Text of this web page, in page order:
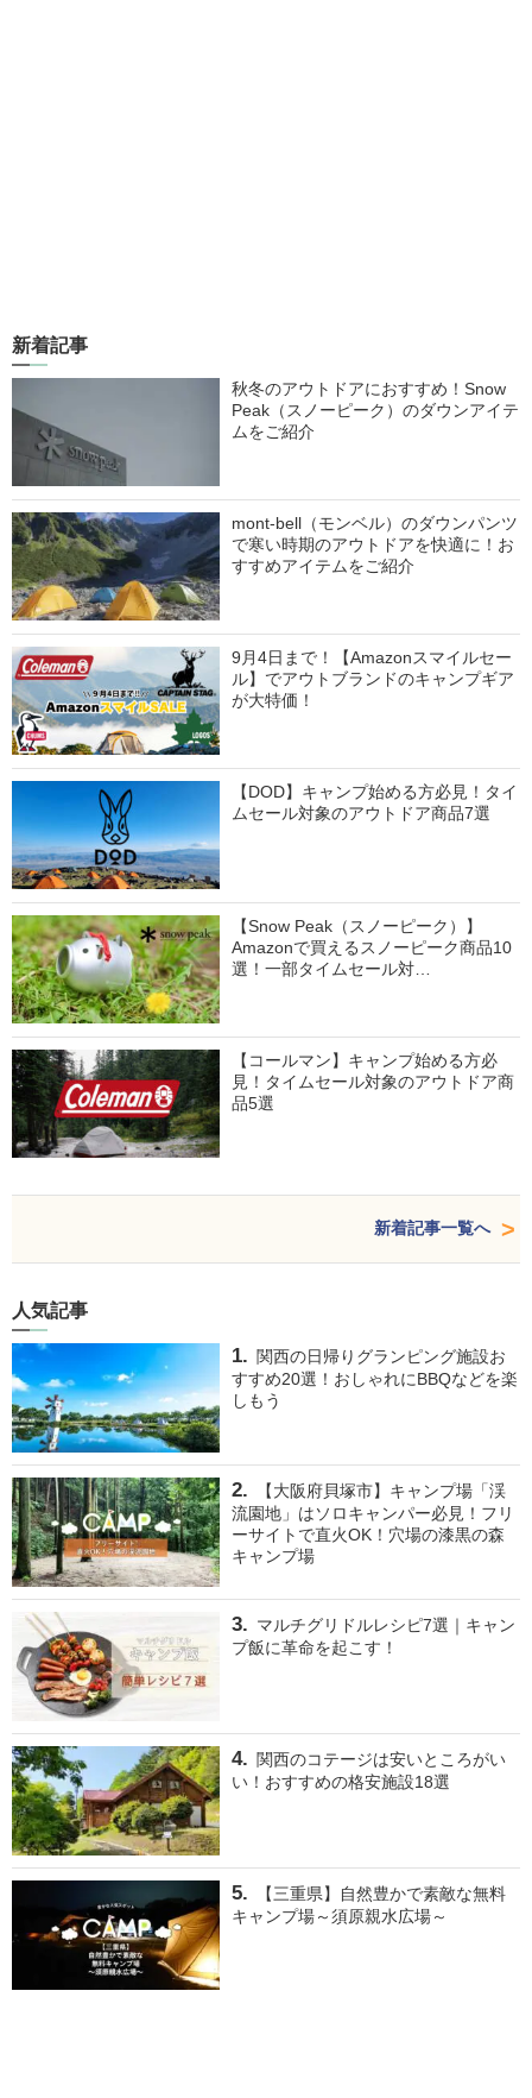
新着記事
秋冬のアウトドアにおすすめ！Snow
Peak（スノーピーク）のダウンアイテ
ムをご紹介
mont-bell（モンベル）のダウンパンツ
で寒い時期のアウトドアを快適に！お
すすめアイテムをご紹介
9月4日まで！【Amazonスマイルセー
ル】でアウトブランドのキャンプギア
が大特価！
【DOD】キャンプ始める方必見！タイ
ムセール対象のアウトドア商品7選
【Snow Peak（スノーピーク）】
Amazonで買えるスノーピーク商品10
選！一部タイムセール対…
【コールマン】キャンプ始める方必
見！タイムセール対象のアウトドア商
品5選
新着記事一覧へ
人気記事
関西の日帰りグランピング施設お
すすめ20選！おしゃれにBBQなどを楽
しもう
【大阪府貝塚市】キャンプ場「渓
流園地」はソロキャンパー必見！フリ
ーサイトで直火OK！穴場の漆黒の森
キャンプ場
マルチグリドルレシピ7選｜キャン
プ飯に革命を起こす！
関西のコテージは安いところがい
い！おすすめの格安施設18選
【三重県】自然豊かで素敵な無料
キャンプ場～須原親水広場～